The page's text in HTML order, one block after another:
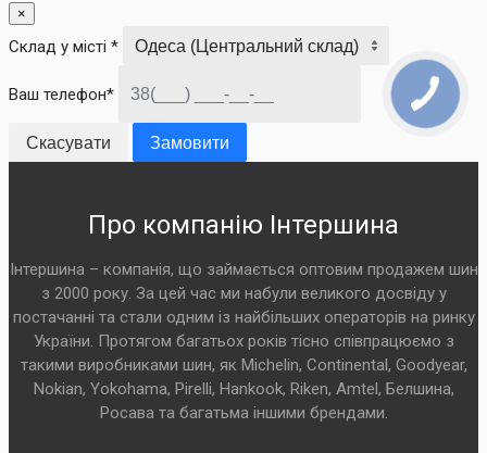
×
Склад у місті *
Ваш телефон*
Скасувати Замовити
Про компанію Інтершина
Інтершина – компанія, що займається оптовим продажем шин
з 2000 року. За цей час ми набули великого досвіду у
постачанні та стали одним із найбільших операторів на ринку
України. Протягом багатьох років тісно співпрацюємо з
такими виробниками шин, як Michelin, Continental, Goodyear,
Nokian, Yokohama, Pirelli, Hankook, Riken, Amtel, Белшина,
Росава та багатьма іншими брендами.